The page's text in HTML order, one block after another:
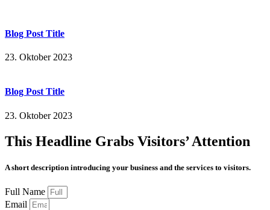
Blog Post Title
23. Oktober 2023
Blog Post Title
23. Oktober 2023
This Headline Grabs Visitors’ Attention
A short description introducing your business and the services to visitors.
Full Name
Email